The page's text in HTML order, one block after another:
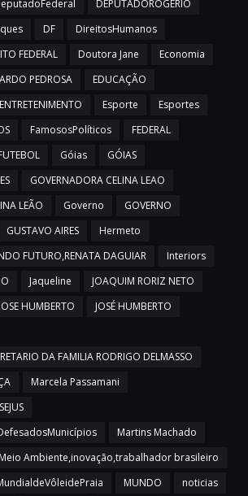
DEPUTADOROGERIO
DF
DireitosHumanos
FEDERAL Doutora Jane
Economia
PEDROSA
EDUCAÇÃO
ENTRETENIMENTO Esporte
Esportes
FamososPolíticos
FEDERAL
Góias
GÓIAS
GOVERNADORA CELINA LEAO
LEÃO
Governo
GOVERNO
GUSTAVO AIRES
Hermeto
FUTURO,RENATA DAGUIAR
Interiors
Jaqueline
JOAQUIM RORIZ NETO
JOSE HUMBERTO
JOSÉ HUMBERTO
DA FAMILIA RODRIGO DELMASSO
Marcela Passamani
Martins Machado
Meio Ambiente,inovação,trabalhador brasileiro
MUNDO
noticias